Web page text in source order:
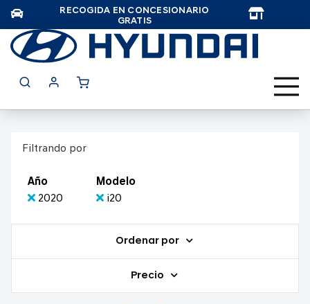
RECOGIDA EN CONCESIONARIO
GRATIS
Filtrando por
Año
2020
Modelo
i20
Ordenar por
Precio